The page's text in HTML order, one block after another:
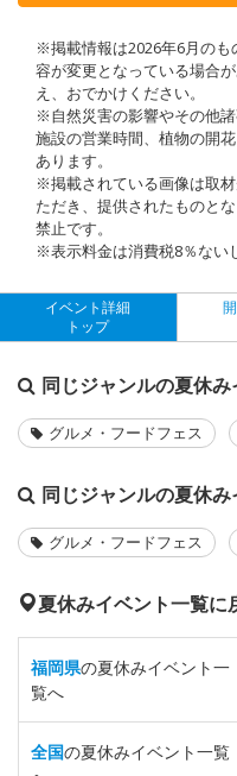
※掲載情報は2026年6月のも
容が変更となっている場合
え、おでかけください。
※自然災害の影響やその他諸
施設の営業時間、植物の開
あります。
※掲載されている画像は取
ただき、提供されたものと
禁止です。
※表示料金は消費税8％ない
イベント詳細
トップ
同じジャンルの夏休み
グルメ・フードフェス
同じジャンルの夏休み
グルメ・フードフェス
夏休みイベント一覧に
福岡県の夏休みイベント一
覧へ
全国の夏休みイベント一覧